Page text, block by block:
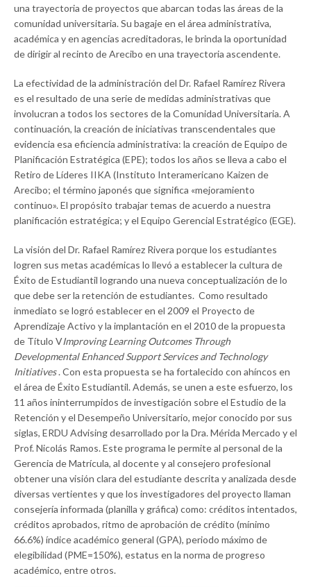
una trayectoria de proyectos que abarcan todas las áreas de la
comunidad universitaria. Su bagaje en el área administrativa,
académica y en agencias acreditadoras, le brinda la oportunidad
de dirigir al recinto de Arecibo en una trayectoria ascendente.
La efectividad de la administración del Dr. Rafael Ramírez Rivera
es el resultado de una serie de medidas administrativas que
involucran a todos los sectores de la Comunidad Universitaria. A
continuación, la creación de iniciativas transcendentales que
evidencia esa eficiencia administrativa: la creación de Equipo de
Planificación Estratégica (EPE); todos los años se lleva a cabo el
Retiro de Líderes IIKA (Instituto Interamericano Kaizen de
Arecibo; el término japonés que significa «mejoramiento
continuo». El propósito trabajar temas de acuerdo a nuestra
planificación estratégica; y el Equipo Gerencial Estratégico (EGE).
La visión del Dr. Rafael Ramírez Rivera porque los estudiantes
logren sus metas académicas lo llevó a establecer la cultura de
Éxito de Estudiantil logrando una nueva conceptualización de lo
que debe ser la retención de estudiantes. Como resultado
inmediato se logró establecer en el 2009 el Proyecto de
Aprendizaje Activo y la implantación en el 2010 de la propuesta
de Título VImproving Learning Outcomes Through
Developmental Enhanced Support Services and Technology
Initiatives. Con esta propuesta se ha fortalecido con ahíncos en
el área de Éxito Estudiantil. Además, se unen a este esfuerzo, los
11 años ininterrumpidos de investigación sobre el Estudio de la
Retención y el Desempeño Universitario, mejor conocido por sus
siglas, ERDU Advising desarrollado por la Dra. Mérida Mercado y el
Prof. Nicolás Ramos. Este programa le permite al personal de la
Gerencia de Matrícula, al docente y al consejero profesional
obtener una visión clara del estudiante descrita y analizada desde
diversas vertientes y que los investigadores del proyecto llaman
consejería informada (planilla y gráfica) como: créditos intentados,
créditos aprobados, ritmo de aprobación de crédito (mínimo
66.6%) índice académico general (GPA), periodo máximo de
elegibilidad (PME=150%), estatus en la norma de progreso
académico, entre otros.